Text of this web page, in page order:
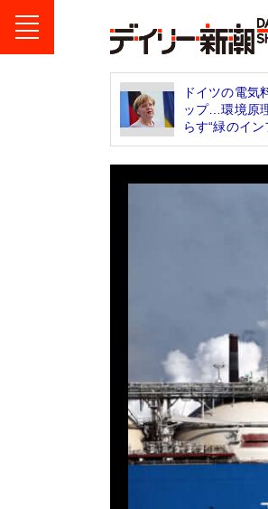
ドイツの電気
ップ…環境原
らす“緑のイン